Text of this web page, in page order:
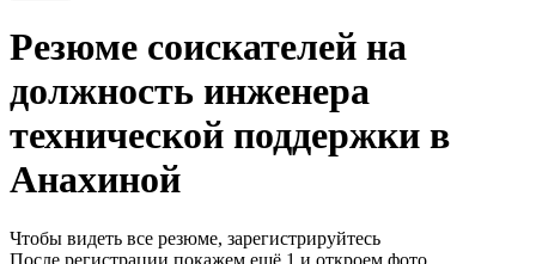
Резюме соискателей на
должность инженера
технической поддержки в
Анахиной
Чтобы видеть все резюме, зарегистрируйтесь
После регистрации покажем ещё 1 и откроем фото